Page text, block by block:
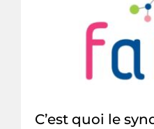
C’est quoi le